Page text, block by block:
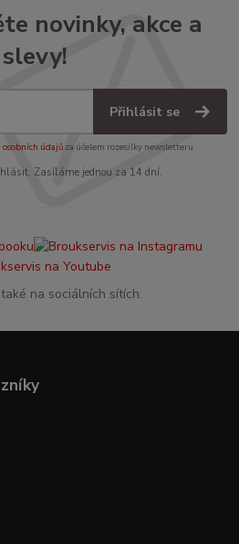
novinky, akce a
slevy!
Přihlásit se
údajůza účelem rozesílky newsletteru.
Zasíláme jednou za 14 dní.
na sociálních sítích.